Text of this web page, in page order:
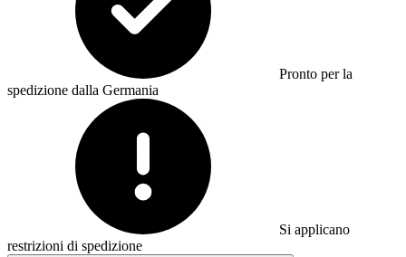
Pronto per la
spedizione dalla Germania
Si applicano
restrizioni di spedizione